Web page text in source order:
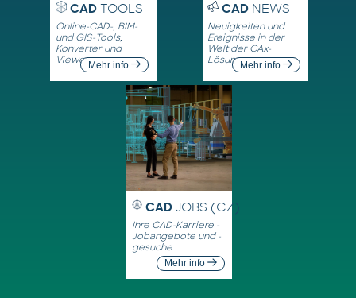
CADTOOLS
Online-CAD-, BIM-
und GIS-Tools,
Konverter und
ViewerMehr info
CADNEWS
Neuigkeiten und
Ereignisse in der
Welt der CAx-
LösungenMehr info
CAD JOBS (CZ)
Ihre CAD-Karriere -
Jobangebote und -
gesuche
Mehr info